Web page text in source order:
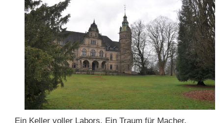
Ein Keller voller Labors. Ein Traum für Macher.